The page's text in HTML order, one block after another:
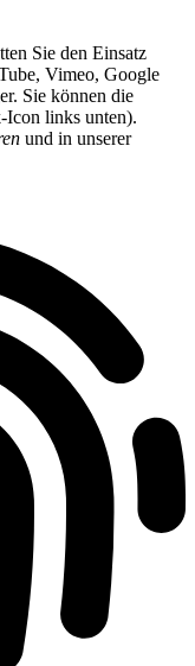
Sie den Einsatz
Vimeo, Google
Sie können die
Icon links unten).
und in unserer